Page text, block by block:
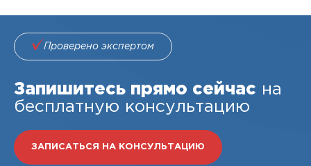
Проверено экспертом
Запишитесь прямо сейчас на
бесплатную консультацию
ЗАПИСАТЬСЯ НА КОНСУЛЬТАЦИЮ